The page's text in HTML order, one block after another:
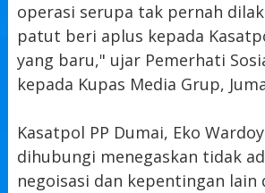
operasi serupa tak pernah
patut beri aplus kepada
yang baru," ujar Pemerhati
kepada Kupas Media Grup,
Kasatpol PP Dumai, Eko
dihubungi menegaskan tidak
negoisasi dan kepentingan lain